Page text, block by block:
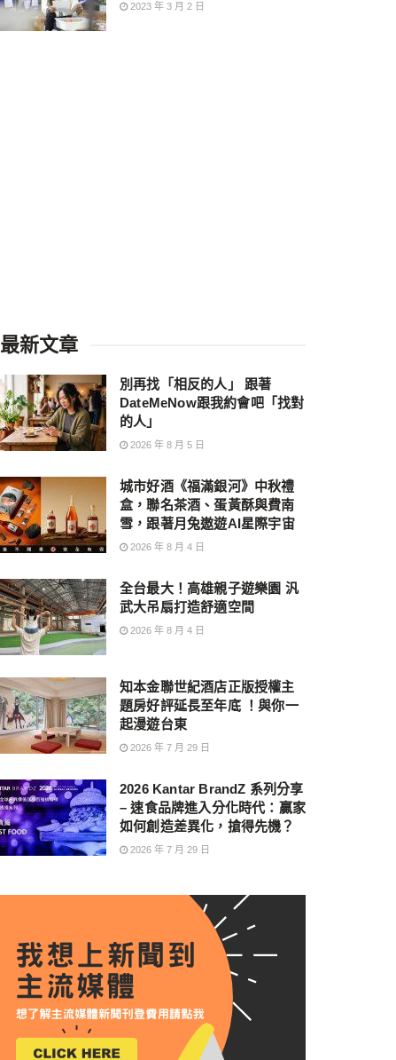
2023 年 3 月 2 日
最新文章
別再找「相反的人」 跟著
DateMeNow跟我約會吧「找對
的人」
2026 年 8 月 5 日
城市好酒《福滿銀河》中秋禮
盒，聯名茶酒、蛋黃酥與費南
雪，跟著月兔遨遊AI星際宇宙
2026 年 8 月 4 日
全台最大！高雄親子遊樂園 汎
武大吊扇打造舒適空間
2026 年 8 月 4 日
知本金聯世紀酒店正版授權主
題房好評延長至年底 ！與你一
起漫遊台東
2026 年 7 月 29 日
2026 Kantar BrandZ 系列分享
– 速食品牌進入分化時代：贏家
如何創造差異化，搶得先機？
2026 年 7 月 29 日